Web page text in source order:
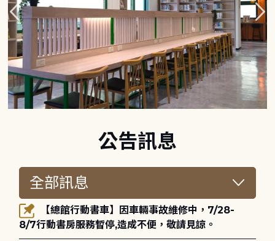
公告訊息
8/7行動書房服務暫停,造成不便，敬請見諒。